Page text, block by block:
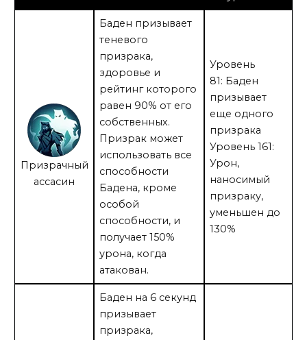
Призрачный
ассасин
Баден призывает
теневого
призрака,
здоровье и
рейтинг которого
равен 90% от его
собственных.
Призрак может
использовать все
способности
Бадена, кроме
особой
способности, и
получает 150%
урона, когда
атакован.
Уровень
81: Баден
призывает
еще одного
призрака
Уровень 161:
Урон,
наносимый
призраку,
уменьшен до
130%
Баден на 6 секунд
призывает
призрака,